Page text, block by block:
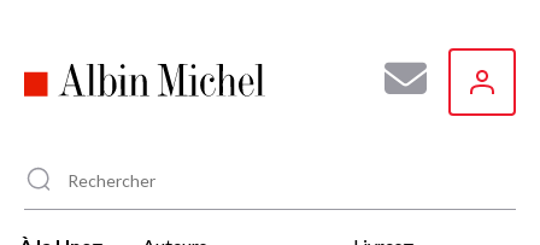
principal